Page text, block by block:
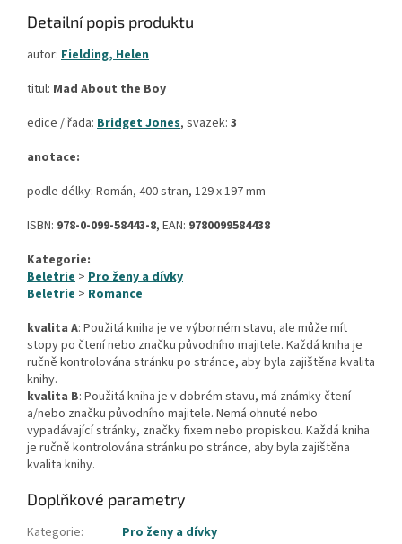
Detailní popis produktu
autor: Fielding, Helen
titul: Mad About the Boy
edice / řada: Bridget Jones, svazek: 3
anotace:
podle délky: Román, 400 stran, 129 x 197 mm
ISBN: 978-0-099-58443-8, EAN: 9780099584438
Kategorie:
Beletrie > Pro ženy a dívky
Beletrie > Romance
kvalita A: Použitá kniha je ve výborném stavu, ale může mít
stopy po čtení nebo značku původního majitele. Každá kniha je
ručně kontrolována stránku po stránce, aby byla zajištěna kvalita
knihy.
kvalita B: Použitá kniha je v dobrém stavu, má známky čtení
a/nebo značku původního majitele. Nemá ohnuté nebo
vypadávající stránky, značky fixem nebo propiskou. Každá kniha
je ručně kontrolována stránku po stránce, aby byla zajištěna
kvalita knihy.
Doplňkové parametry
Kategorie:
Pro ženy a dívky